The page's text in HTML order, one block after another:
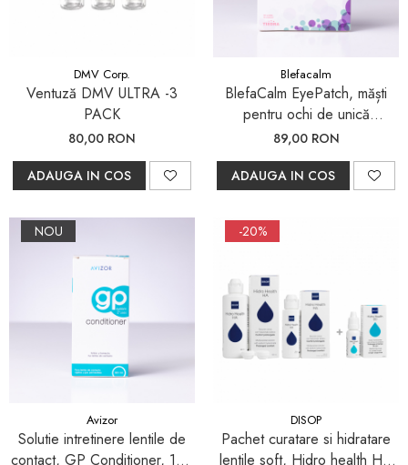
DMV Corp.
Ventuză DMV ULTRA -3
PACK
80,00 RON
ADAUGA IN COS
Blefacalm
BlefaCalm EyePatch, măști
pentru ochi de unică
folosință, cu autoîncălzire, 10
bucăți
89,00 RON
ADAUGA IN COS
NOU
Avizor
Solutie intretinere lentile de
contact, GP Conditioner, 120
-20%
DISOP
Pachet curatare si hidratare
lentile soft, Hidro health HA